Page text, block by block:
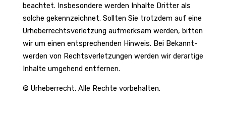
beachtet. Insbe­son­dere werden Inhalte Dritter als
solche gekenn­zeichnet. Sollten Sie trotzdem auf eine
Urhe­ber­rechts­ver­let­zung aufmerksam werden, bitten
wir um einen entspre­chenden Hinweis. Bei Bekannt­
werden von Rechts­ver­let­zungen werden wir derar­tige
Inhalte umge­hend entfernen.
© Urhe­ber­recht. Alle Rechte vorbe­halten.